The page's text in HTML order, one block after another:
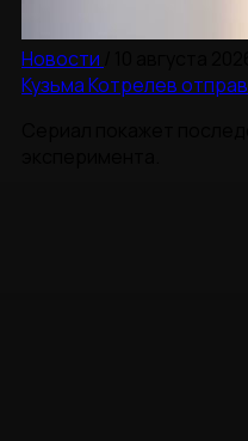
Новости
Кузьма Котрелев